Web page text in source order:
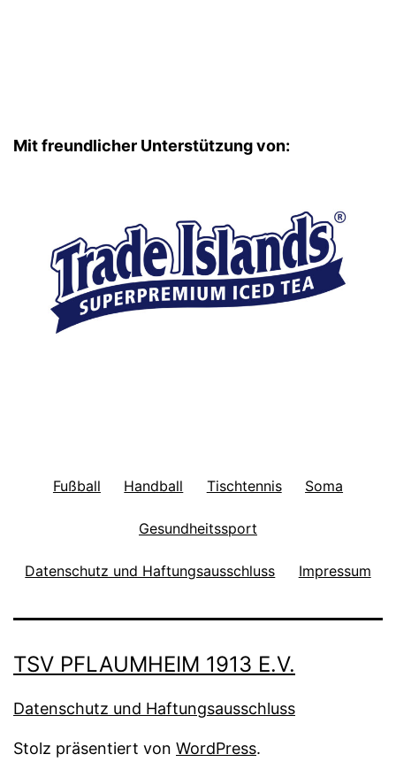
Mit freundlicher Unterstützung von:
Fußball Handball Tischtennis Soma
Gesundheitssport
Datenschutz und Haftungsausschluss Impressum
TSV PFLAUMHEIM 1913 E.V.
Datenschutz und Haftungsausschluss
Stolz präsentiert von WordPress.